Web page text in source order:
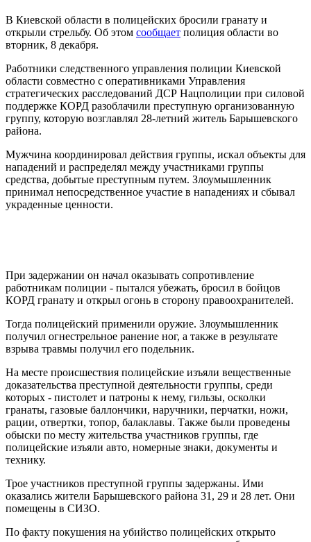
В Киевской области в полицейских бросили гранату и
открыли стрельбу. Об этом сообщает полиция области во
вторник, 8 декабря.
Работники следственного управления полиции Киевской
области совместно с оперативниками Управления
стратегических расследований ДСР Нацполиции при силовой
поддержке КОРД разоблачили преступную организованную
группу, которую возглавлял 28-летний житель Барышевского
района.
Мужчина координировал действия группы, искал объекты для
нападений и распределял между участниками группы
средства, добытые преступным путем. Злоумышленник
принимал непосредственное участие в нападениях и сбывал
украденные ценности.
При задержании он начал оказывать сопротивление
работникам полиции - пытался убежать, бросил в бойцов
КОРД гранату и открыл огонь в сторону правоохранителей.
Тогда полицейский применили оружие. Злоумышленник
получил огнестрельное ранение ног, а также в результате
взрыва травмы получил его подельник.
На месте происшествия полицейские изъяли вещественные
доказательства преступной деятельности группы, среди
которых - пистолет и патроны к нему, гильзы, осколки
гранаты, газовые баллончики, наручники, перчатки, ножи,
рации, отвертки, топор, балаклавы. Также были проведены
обыски по месту жительства участников группы, где
полицейские изъяли авто, номерные знаки, документы и
технику.
Трое участников преступной группы задержаны. Ими
оказались жители Барышевского района 31, 29 и 28 лет. Они
помещены в СИЗО.
По факту покушения на убийство полицейских открыто